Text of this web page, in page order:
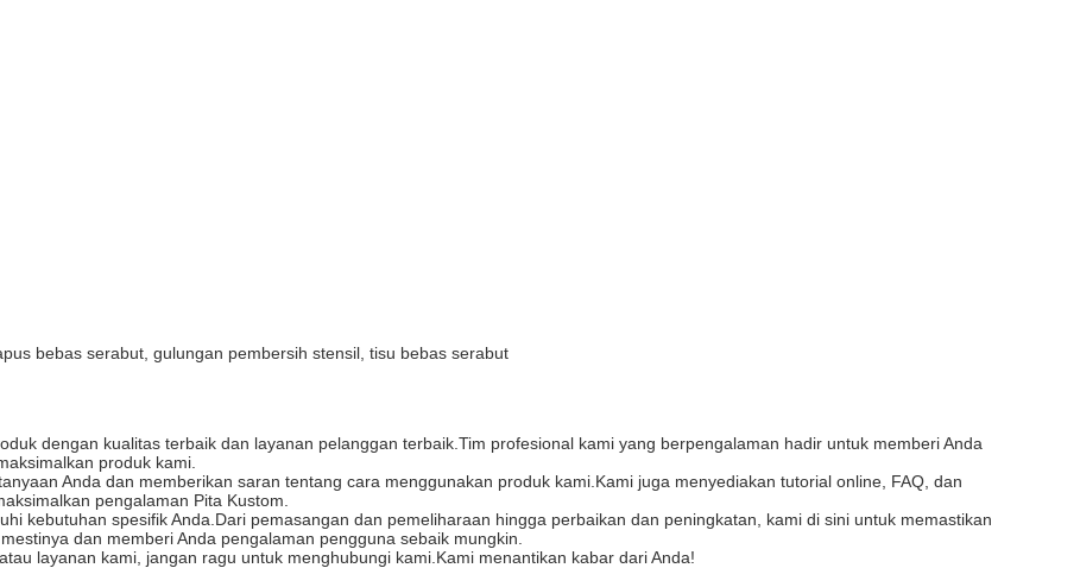
bebas serabut, gulungan pembersih stensil, tisu bebas serabut
dengan kualitas terbaik dan layanan pelanggan terbaik.Tim profesional kami yang berpengalaman hadir untuk memberi Anda
produk kami.
Anda dan memberikan saran tentang cara menggunakan produk kami.Kami juga menyediakan tutorial online, FAQ, dan
pengalaman Pita Kustom.
kebutuhan spesifik Anda.Dari pemasangan dan pemeliharaan hingga perbaikan dan peningkatan, kami di sini untuk memastikan
dan memberi Anda pengalaman pengguna sebaik mungkin.
layanan kami, jangan ragu untuk menghubungi kami.Kami menantikan kabar dari Anda!